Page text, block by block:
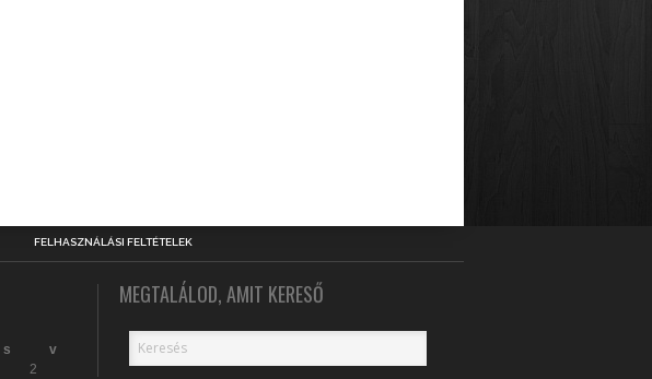
FELHASZNÁLÁSI FELTÉTELEK
s
v
2
MEGTALÁLOD, AMIT KERESŐ